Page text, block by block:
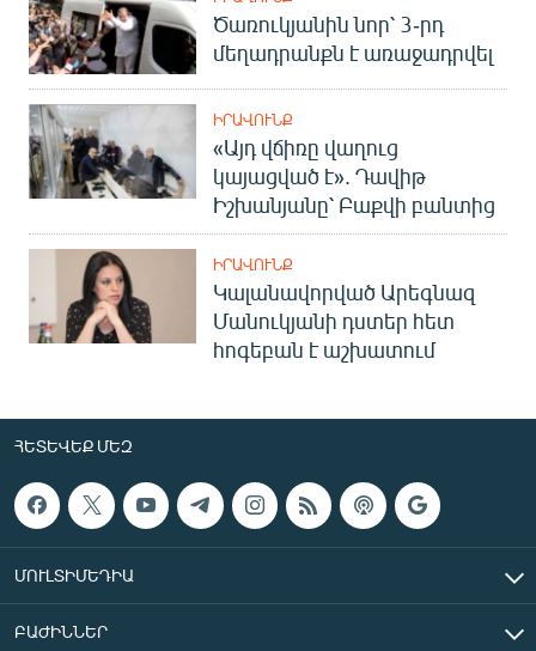
Ծառուկյանին նոր՝ 3-րդ
մեղադրանքն է առաջադրվել
ԻՐԱՎՈՒՆՔ
«Այդ վճիռը վաղուց
կայացված է». Դավիթ
Իշխանյանը՝ Բաքվի բանտից
ԻՐԱՎՈՒՆՔ
Կալանավորված Արեգնազ
Մանուկյանի դստեր հետ
հոգեբան է աշխատում
ՀԵՏԵՎԵՔ ՄԵԶ
ՄՈՒԼՏԻՄԵԴԻԱ
ԲԱԺԻՆՆԵՐ